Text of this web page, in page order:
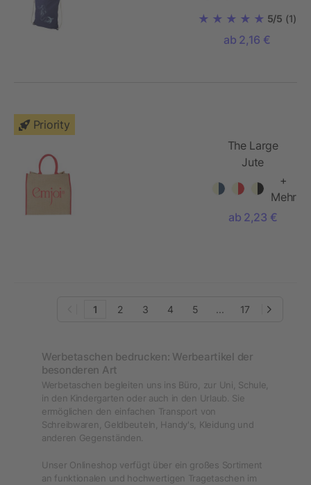
5/5 (1)
ab 2,16 €
Priority
The Large
Jute
Tragetasche+
Mehr
ab 2,23 €
1 2 3 4 5 ... 17
Werbetaschen bedrucken: Werbeartikel der
besonderen Art
Werbetaschen begleiten uns ins Büro, zur Uni, Schule,
in den Kindergarten oder auch in den Urlaub. Sie
ermöglichen den einfachen Transport von
Schreibwaren, Geldbeuteln, Handy's, Kleidung und
anderen Gegenständen.
Unser Onlineshop verfügt über ein großes Sortiment
an funktionalen und hochwertigen Tragetaschen im